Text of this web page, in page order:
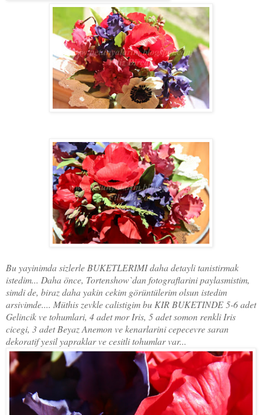
Bu yayinimda sizlerle BUKETLERIMI daha detayli tanistirmak
istedim... Daha önce, Tortenshow`dan fotograflarini paylasmistim,
simdi de, biraz daha yakin cekim görüntülerim olsun istedim
arsivimde.... Müthis zevkle calistigim bu KIR BUKETINDE 5-6 adet
Gelincik ve tohumlari, 4 adet mor Iris, 5 adet somon renkli Iris
cicegi, 3 adet Beyaz Anemon ve kenarlarini cepecevre saran
dekoratif yesil yapraklar ve cesitli tohumlar var...